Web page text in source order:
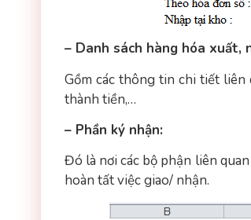
– Danh sách hàng hóa xuất,
Gồm các thông tin chi tiết liên
thành tiền,…
– Phần ký nhận:
Đó là nơi các bộ phận liên
hoàn tất việc giao/ nhận.